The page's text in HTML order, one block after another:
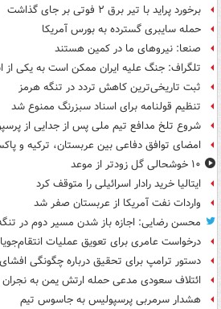
برخورد پراید با تیر برق ۲ فوتی بر جای گذاشت
حمله سایبری گسترده به بورس آمریکا
صنعا: نیروهای ما در کمین‌ هستند
تلگراف: جنگ علیه ایران ممکن است به یکی از
ثبت تاریخی‌ترین کاهش تردد در تنگه هرمز
تنظیم قولنامه برای اسناد سبزرنگ ممنوع شد
شروع تلخ مدافع تیم ملی پس از جدایی از
امضای توافق دفاعی بین عربستان، ترکیه و
۱۰ خوشحالی گل زودتر از موعد
ایتالیا خرید رادار اسرائیلی را متوقف کرد
واردات نفت آمریکا از عربستان صفر شد
محسن رضایی: اجازه باز شدن مسیر دوم در
درخواست عامری برای تعویق عملیات
دستور ترامپ برای تحقیق درباره چگونگی
ائتلاف سعودی مدعی حمله ارتش یمن به
هشدار سرمربی پرسپولیس به جاسوس تیم